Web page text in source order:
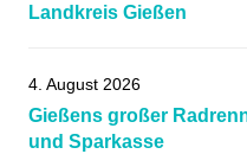
Landkreis Gießen
4. August 2026
Gießens großer
und Sparkasse